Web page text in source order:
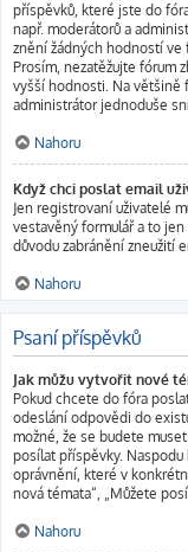
příspěvků, které jste do
např. moderátorů a
znění žádných hodností ve
Prosím, nezatěžujte fórum
vyšší hodnosti. Na většině
administrátor jednoduše
Nahoru
Když chci poslat email
Jen registrovaní uživatelé
vestavěný formulář a to
důvodu zabránění zneužití
Nahoru
Psaní příspěvků
Jak můžu vytvořit nové
Pokud chcete do fóra
odeslání odpovědi do
možné, že se budete
posílat příspěvky.
oprávnění, které v
nová témata“, „Můžete
Nahoru